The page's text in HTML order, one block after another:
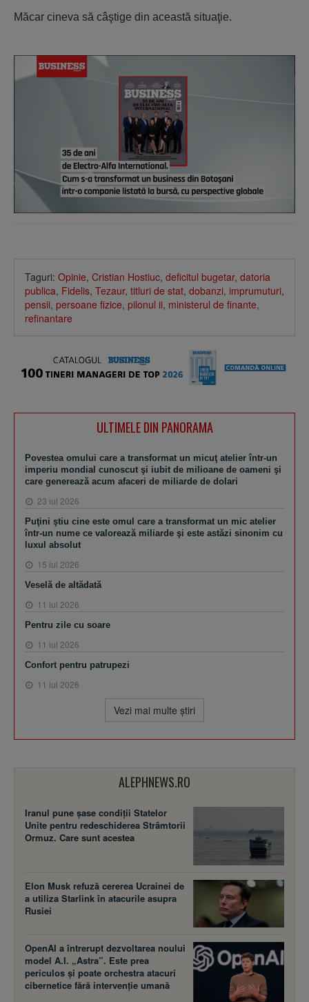
Măcar cineva să câştige din această situaţie.
Taguri: Opinie, Cristian Hostiuc, deficitul bugetar, datoria
publica, Fidelis, Tezaur, titluri de stat, dobanzi, imprumuturi,
pensii, persoane fizice, pilonul ii, ministerul de finante,
refinantare
ULTIMELE DIN PANORAMA
Povestea omului care a transformat un micuţ atelier într-un
imperiu mondial cunoscut şi iubit de milioane de oameni şi
care generează acum afaceri de miliarde de dolari
23 iul 2026
Puţini ştiu cine este omul care a transformat un mic atelier
într-un nume ce valorează miliarde şi este astăzi sinonim cu
luxul absolut
15 iul 2026
Veselă de altădată
11 iul 2026
Pentru zile cu soare
11 iul 2026
Confort pentru patrupezi
11 iul 2026
Vezi mai multe ştiri
ALEPHNEWS.RO
Iranul pune șase condiții Statelor
Unite pentru redeschiderea Strâmtorii
Ormuz. Care sunt acestea
Elon Musk refuză cererea Ucrainei de
a utiliza Starlink în atacurile asupra
Rusiei
OpenAI a întrerupt dezvoltarea noului
model A.I. „Astra”. Este prea
periculos și poate orchestra atacuri
cibernetice fără intervenție umană